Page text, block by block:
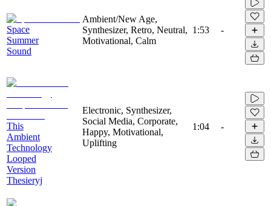
Space
Summer
Sound
Ambient/New Age,
Synthesizer, Retro, Neutral,
Motivational, Calm
1:53 -
This
Ambient
Technology
Looped
Version
Thesieryj
Electronic, Synthesizer,
Social Media, Corporate,
Happy, Motivational,
Uplifting
1:04 -